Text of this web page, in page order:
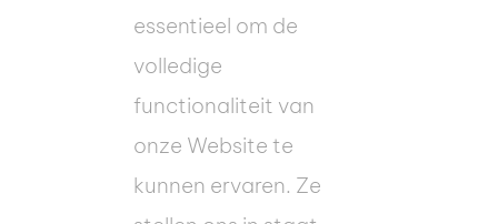
essentieel om de
volledige
functionaliteit van
onze Website te
kunnen ervaren. Ze